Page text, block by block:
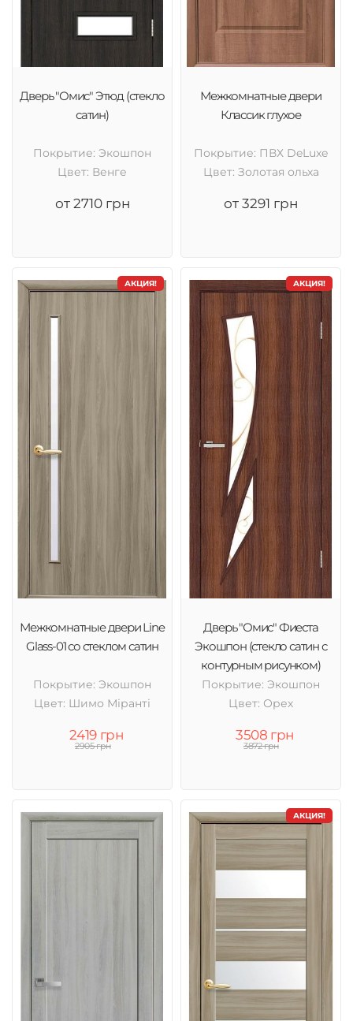
Дверь "Омис" Этюд (стекло
сатин)
Покрытие: Экошпон
Цвет: Венге
от 2710 грн
Межкомнатные двери
Классик глухое
Покрытие: ПВХ DeLuxe
Цвет: Золотая ольха
от 3291 грн
АКЦИЯ!
Межкомнатные двери Line
Glass-01 со стеклом сатин
Покрытие: Экошпон
Цвет: Шимо Міранті
2419 грн
2905 грн
АКЦИЯ!
Дверь "Омис" Фиеста
Экошпон (стекло сатин с
контурным рисунком)
Покрытие: Экошпон
Цвет: Орех
3508 грн
3872 грн
АКЦИЯ!